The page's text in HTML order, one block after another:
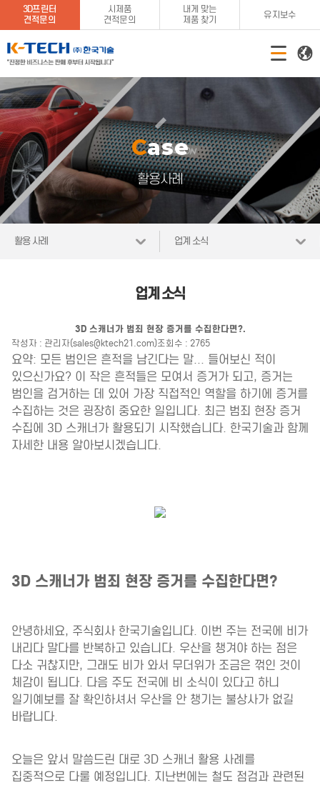
3D프린터
견적문의
시제품
견적문의
내게 맞는
제품 찾기
유지보수
Case
활용사례
활용 사례 업계 소식
업계 소식
3D 스캐너가 범죄 현장 증거를 수집한다면?.
작성자 : 관리자(sales@ktech21.com)조회수 : 2765
요약: 모든 범인은 흔적을 남긴다는 말... 들어보신 적이
있으신가요? 이 작은 흔적들은 모여서 증거가 되고, 증거는
범인을 검거하는 데 있어 가장 직접적인 역할을 하기에 증거를
수집하는 것은 굉장히 중요한 일입니다. 최근 범죄 현장 증거
수집에 3D 스캐너가 활용되기 시작했습니다. 한국기술과 함께
자세한 내용 알아보시겠습니다.
3D 스캐너가 범죄 현장 증거를 수집한다면?
안녕하세요, 주식회사 한국기술입니다. 이번 주는 전국에 비가
내리다 말다를 반복하고 있습니다. 우산을 챙겨야 하는 점은
다소 귀찮지만, 그래도 비가 와서 무더위가 조금은 꺾인 것이
체감이 됩니다. 다음 주도 전국에 비 소식이 있다고 하니
일기예보를 잘 확인하셔서 우산을 안 챙기는 불상사가 없길
바랍니다.
오늘은 앞서 말씀드린 대로 3D 스캐너 활용 사례를
집중적으로 다룰 예정입니다. 지난번에는 철도 점검과 관련된